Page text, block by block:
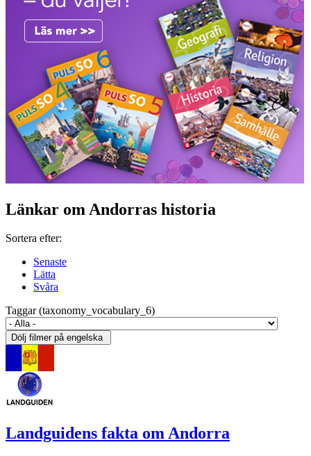
Länkar om Andorras historia
Sortera efter:
Senaste
Lätta
Svåra
Taggar (taxonomy_vocabulary_6)
Landguidens fakta om Andorra